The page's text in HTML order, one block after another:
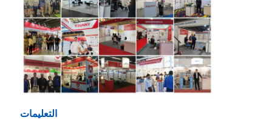
التعليمات